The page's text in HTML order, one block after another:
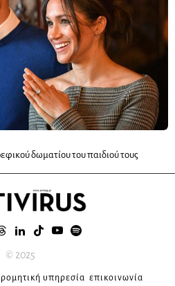
δωματίου του παιδιού τους
© 2025
υπηρεσία επικοινωνία